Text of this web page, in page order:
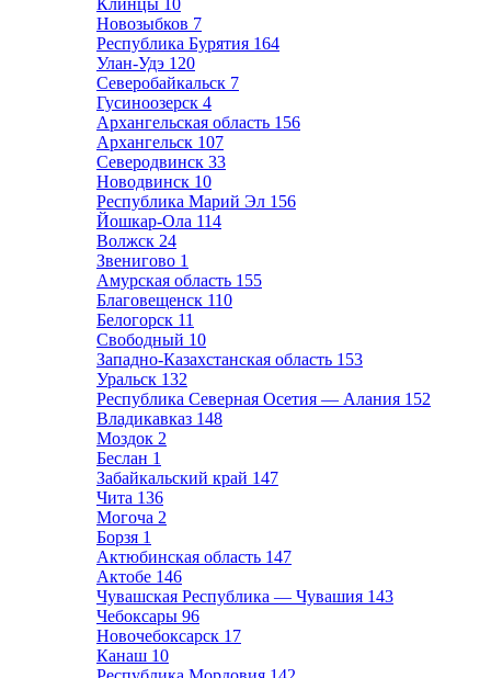
Клинцы 10
Новозыбков 7
Республика Бурятия 164
Улан-Удэ 120
Северобайкальск 7
Гусиноозерск 4
Архангельская область 156
Архангельск 107
Северодвинск 33
Новодвинск 10
Республика Марий Эл 156
Йошкар-Ола 114
Волжск 24
Звенигово 1
Амурская область 155
Благовещенск 110
Белогорск 11
Свободный 10
Западно-Казахстанская область 153
Уральск 132
Республика Северная Осетия — Алания 152
Владикавказ 148
Моздок 2
Беслан 1
Забайкальский край 147
Чита 136
Могоча 2
Борзя 1
Актюбинская область 147
Актобе 146
Чувашская Республика — Чувашия 143
Чебоксары 96
Новочебоксарск 17
Канаш 10